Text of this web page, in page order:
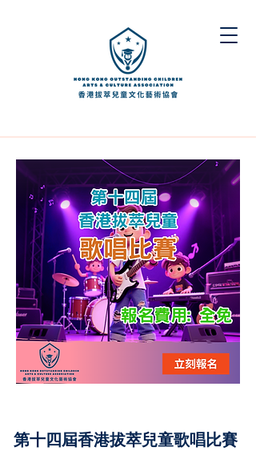
個人報名
第十四屆香港拔萃兒童歌唱比賽